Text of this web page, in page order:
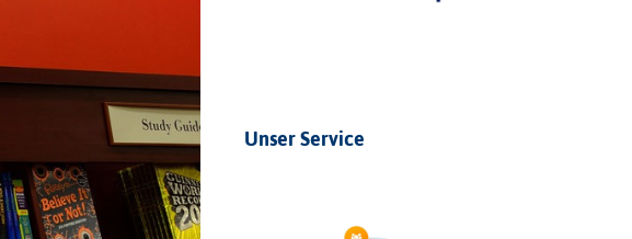
Unser Service